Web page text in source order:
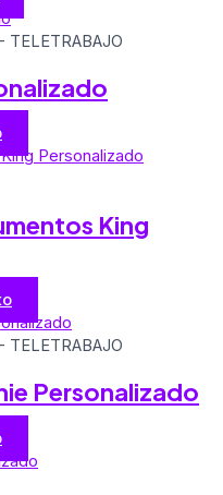
TELETRABAJO
King
TELETRABAJO
Personalizado